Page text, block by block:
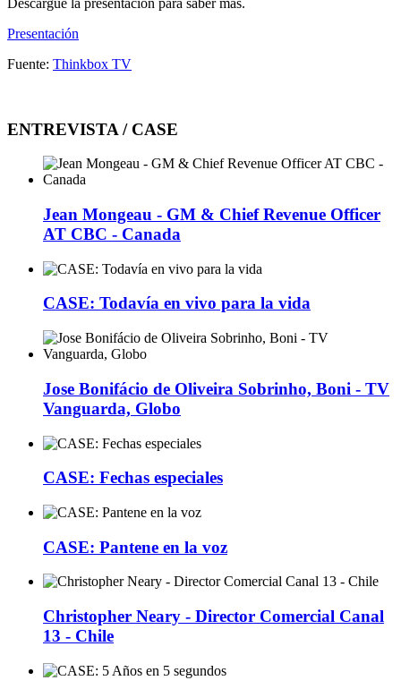
Presentación
Fuente: Thinkbox TV
ENTREVISTA / CASE
Jean Mongeau - GM & Chief Revenue Officer
AT CBC - Canada
CASE: Todavía en vivo para la vida
Jose Bonifácio de Oliveira Sobrinho, Boni - TV
Vanguarda, Globo
CASE: Fechas especiales
CASE: Pantene en la voz
Christopher Neary - Director Comercial Canal
13 - Chile